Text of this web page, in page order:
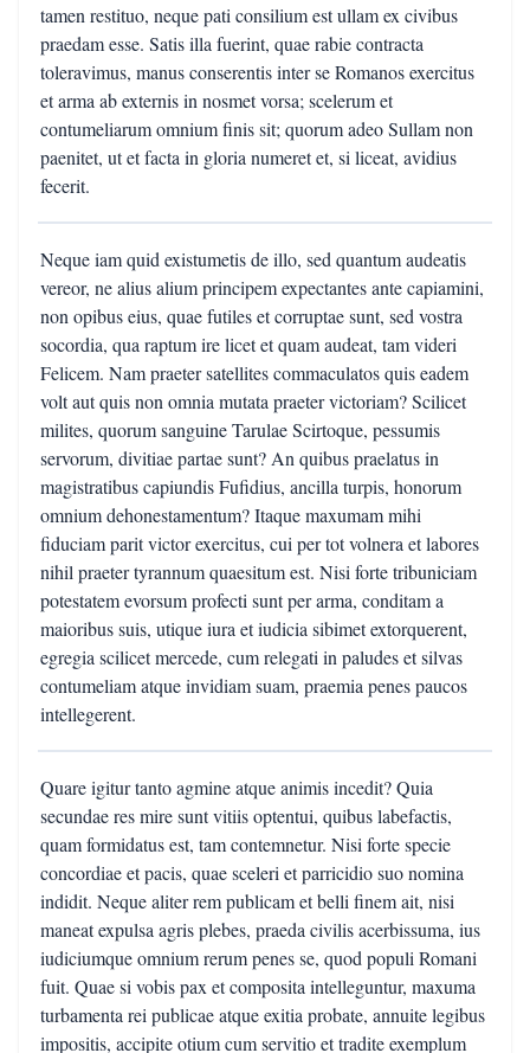
tamen restituo, neque pati consilium est ullam ex civibus
praedam esse. Satis illa fuerint, quae rabie contracta
toleravimus, manus conserentis inter se Romanos exercitus
et arma ab externis in nosmet vorsa; scelerum et
contumeliarum omnium finis sit; quorum adeo Sullam non
paenitet, ut et facta in gloria numeret et, si liceat, avidius
fecerit.
Neque iam quid existumetis de illo, sed quantum audeatis
vereor, ne alius alium principem expectantes ante capiamini,
non opibus eius, quae futiles et corruptae sunt, sed vostra
socordia, qua raptum ire licet et quam audeat, tam videri
Felicem. Nam praeter satellites commaculatos quis eadem
volt aut quis non omnia mutata praeter victoriam? Scilicet
milites, quorum sanguine Tarulae Scirtoque, pessumis
servorum, divitiae partae sunt? An quibus praelatus in
magistratibus capiundis Fufidius, ancilla turpis, honorum
omnium dehonestamentum? Itaque maxumam mihi
fiduciam parit victor exercitus, cui per tot volnera et labores
nihil praeter tyrannum quaesitum est. Nisi forte tribuniciam
potestatem evorsum profecti sunt per arma, conditam a
maioribus suis, utique iura et iudicia sibimet extorquerent,
egregia scilicet mercede, cum relegati in paludes et silvas
contumeliam atque invidiam suam, praemia penes paucos
intellegerent.
Quare igitur tanto agmine atque animis incedit? Quia
secundae res mire sunt vitiis optentui, quibus labefactis,
quam formidatus est, tam contemnetur. Nisi forte specie
concordiae et pacis, quae sceleri et parricidio suo nomina
indidit. Neque aliter rem publicam et belli finem ait, nisi
maneat expulsa agris plebes, praeda civilis acerbissuma, ius
iudiciumque omnium rerum penes se, quod populi Romani
fuit. Quae si vobis pax et composita intelleguntur, maxuma
turbamenta rei publicae atque exitia probate, annuite legibus
impositis, accipite otium cum servitio et tradite exemplum